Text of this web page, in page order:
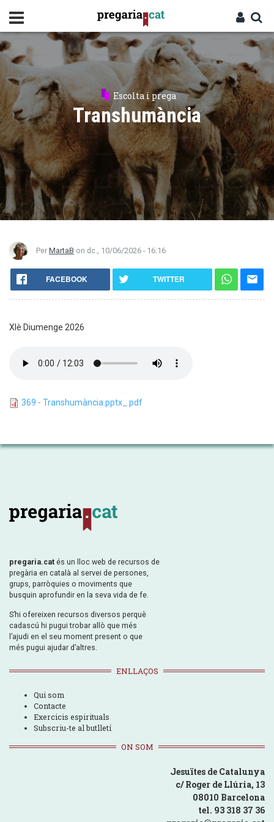
contingut
Entra
Escolta i prega
Transhumància
Per MartaB on dc., 10/06/2026 - 16:16
FACEBOOK TWITTER
XIè Diumenge 2026
369 - Transhumància.pptx_.pdf
pregaria.cat és un lloc web de recursos de
pregària en català al servei de persones,
grups, parròquies o moviments que
busquin aprofundir en la seva vida de fe.
S’hi ofereixen recursos diversos perquè
cadascú hi pugui trobar allò que més
l’ajudi en el seu moment present o que
més pugui ajudar d’altres.
ENLLAÇOS
Qui som
Contacte
Exercicis espirituals
Subscriu-te al butlletí
ON SOM
Jesuïtes de Catalunya
c/ Roger de Llúria, 13
08010 Barcelona
tel. 93 318 37 36